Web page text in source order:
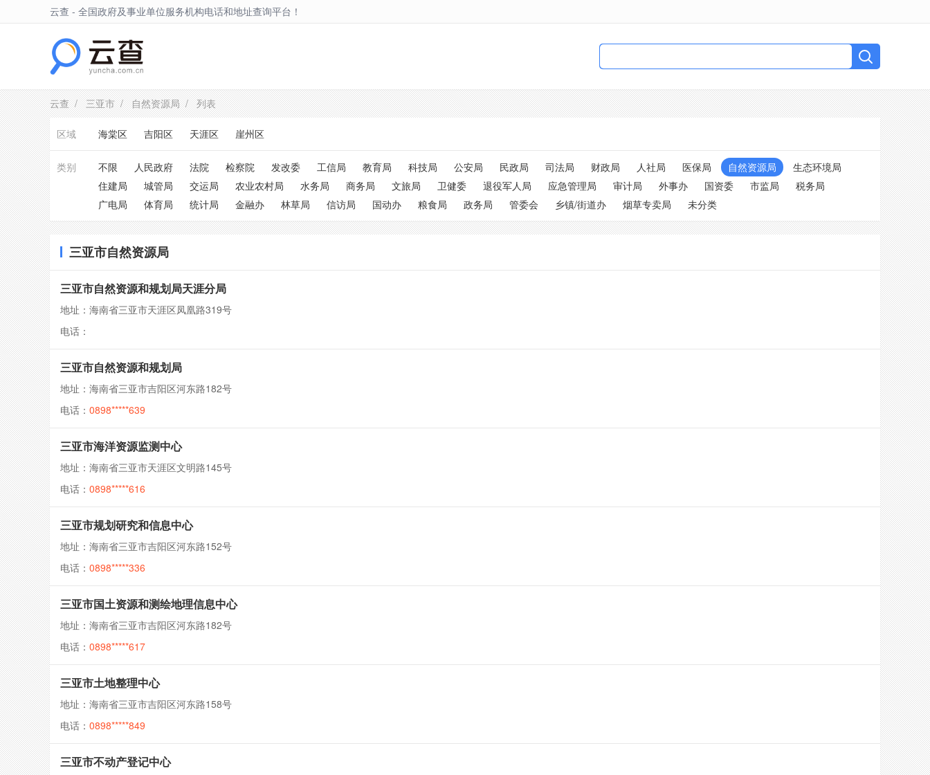
云查 - 全国政府及事业单位服务机构电话和地址查询平台！
云查/三亚市/自然资源局/ 列表
区域 海棠区 吉阳区 天涯区 崖州区
类别 不限 人民政府 法院 检察院 发改委 工信局 教育局 科技局 公安局 民政局 司法局 财政局 人社局 医保局 自然资源局
生态环境局
住建局
城管局 交运局 农业农村局 水务局 商务局 文旅局 卫健委 退役军人局 应急管理局 审计局 外事办 国资委 市监局
税务局
广电局
体育局 统计局 金融办 林草局 信访局 国动办 粮食局 政务局 管委会 乡镇/街道办 烟草专卖局 未分类
三亚市自然资源局
三亚市自然资源和规划局天涯分局
地址：海南省三亚市天涯区凤凰路319号
电话：
三亚市自然资源和规划局
地址：海南省三亚市吉阳区河东路182号
电话： 0898*****639
三亚市海洋资源监测中心
地址：海南省三亚市天涯区文明路145号
电话： 0898*****616
三亚市规划研究和信息中心
地址：海南省三亚市吉阳区河东路152号
电话： 0898*****336
三亚市国土资源和测绘地理信息中心
地址：海南省三亚市吉阳区河东路182号
电话： 0898*****617
三亚市土地整理中心
地址：海南省三亚市吉阳区河东路158号
电话： 0898*****849
三亚市不动产登记中心